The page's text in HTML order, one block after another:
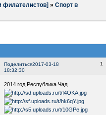
»Спорт в
Поделиться 1
2017-03-18
18:32:30
2014 год,Республика Чад